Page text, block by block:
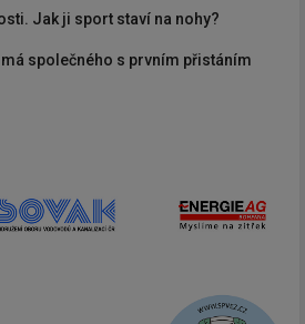
Jak ji sport staví na nohy?
má společného s prvním přistáním